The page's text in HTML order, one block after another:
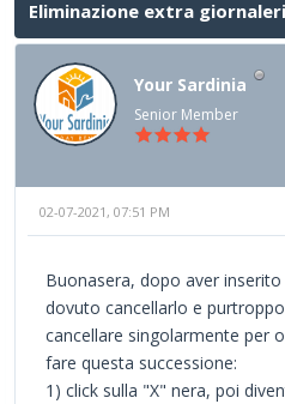
Eliminazione extra giornaleri
Your Sardinia
Senior Member
02-07-2021, 07:51 PM
Buonasera, dopo aver
dovuto cancellarlo e
cancellare singolarmente per
fare questa successione:
1) click sulla "X" nera, poi